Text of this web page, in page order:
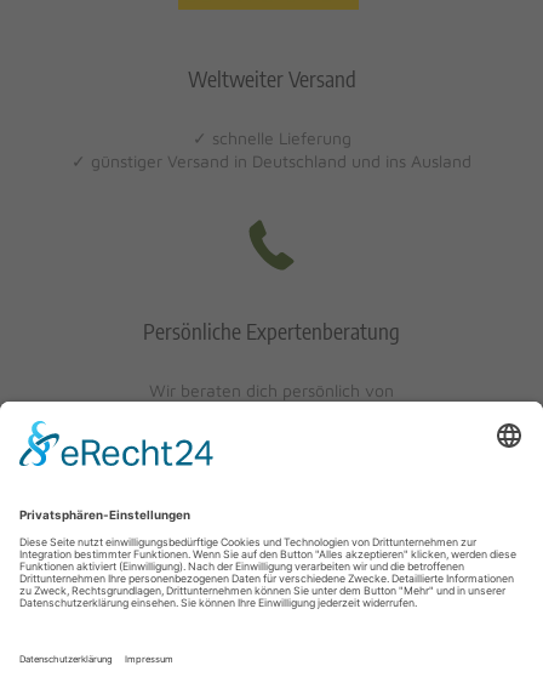
Weltweiter Versand
✓ schnelle Lieferung
✓ günstiger Versand in Deutschland und ins Ausland
Persönliche Expertenberatung
Wir beraten dich persönlich von
0621/405401-10